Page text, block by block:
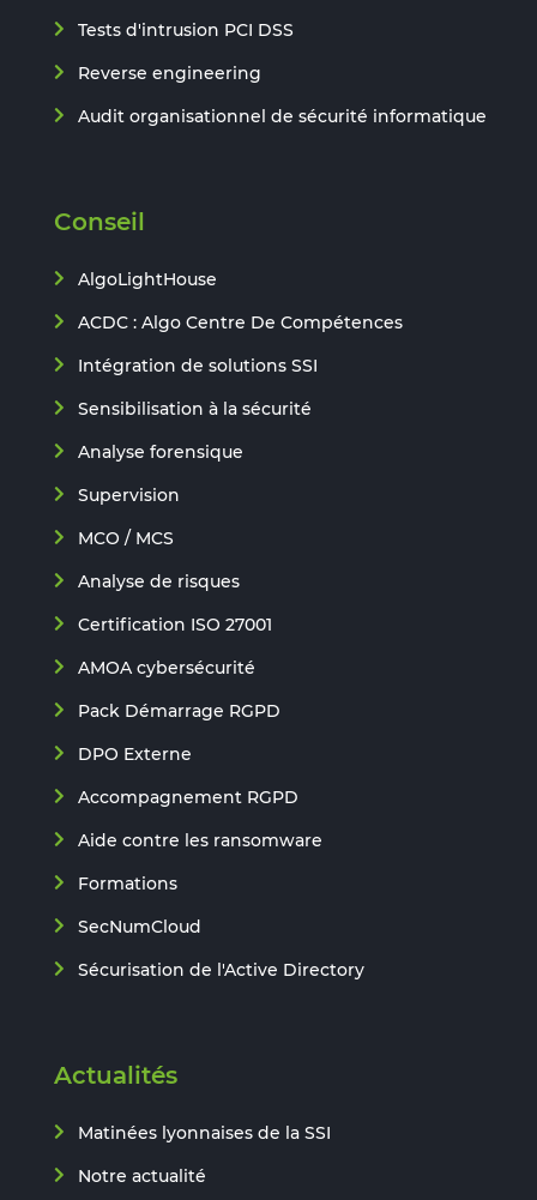
Tests d'intrusion PCI DSS
Reverse engineering
Audit organisationnel de sécurité informatique
Conseil
AlgoLightHouse
ACDC : Algo Centre De Compétences
Intégration de solutions SSI
Sensibilisation à la sécurité
Analyse forensique
Supervision
MCO / MCS
Analyse de risques
Certification ISO 27001
AMOA cybersécurité
Pack Démarrage RGPD
DPO Externe
Accompagnement RGPD
Aide contre les ransomware
Formations
SecNumCloud
Sécurisation de l'Active Directory
Actualités
Matinées lyonnaises de la SSI
Notre actualité